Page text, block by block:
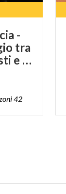
-
tra
le canzoni di Battisti e Mogol
42